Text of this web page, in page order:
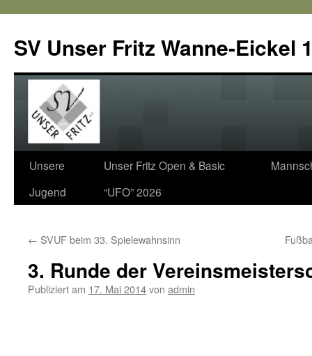
SV Unser Fritz Wanne-Eickel
Zum
Inhalt
Unsere
Jugend
Unser Fritz Open & Basic
“UFO” 2026
← SVUF beim 33. Spielewahnsinn
3. Runde der
Publiziert am 17. Mai 2014von admin